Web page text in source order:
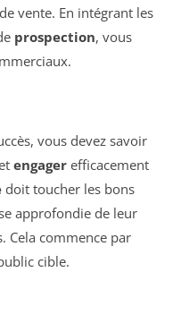
vente. En intégrant les
prospection, vous
vous devez savoir
engager efficacement
doit toucher les bons
approfondie de leur
Cela commence par
cible.